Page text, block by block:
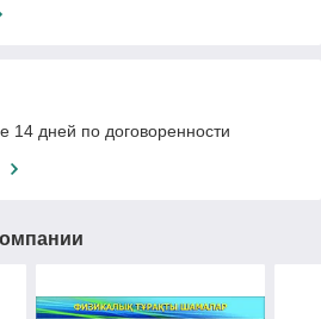
14 дней по договоренности